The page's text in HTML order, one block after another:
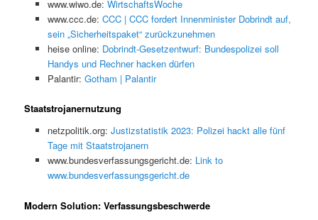
www.wiwo.de: WirtschaftsWoche
www.ccc.de: CCC | CCC fordert Innenminister Dobrindt auf,
sein „Sicherheitspaket“ zurückzunehmen
heise online: Dobrindt-Gesetzentwurf: Bundespolizei soll
Handys und Rechner hacken dürfen
Palantir: Gotham | Palantir
Staatstrojanernutzung
netzpolitik.org: Justizstatistik 2023: Polizei hackt alle fünf
Tage mit Staatstrojanern
www.bundesverfassungsgericht.de: Link to
www.bundesverfassungsgericht.de
Modern Solution: Verfassungsbeschwerde